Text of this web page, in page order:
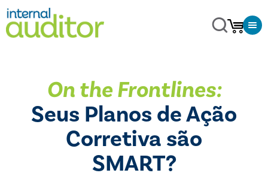
On the Frontlines:
Seus Planos de Ação
Corretiva são
SMART?